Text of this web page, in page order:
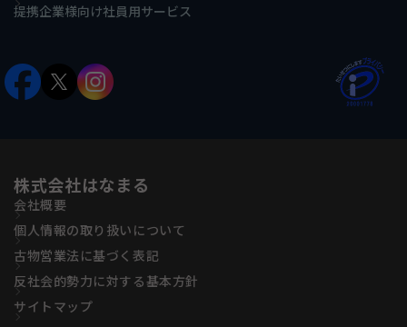
提携企業様向け社員用サービス
株式会社はなまる
会社概要
個人情報の取り扱いについて
古物営業法に基づく表記
反社会的勢力に対する基本方針
サイトマップ